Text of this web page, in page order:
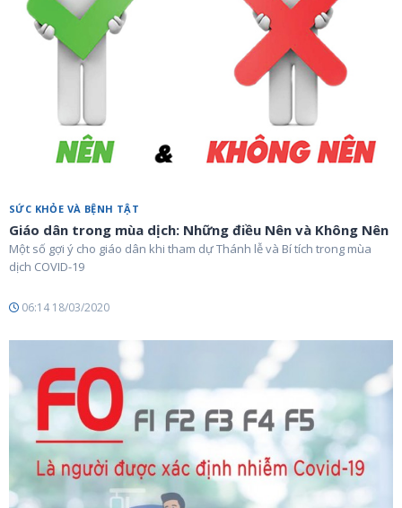
SỨC KHỎE VÀ BỆNH TẬT
Giáo dân trong mùa dịch: Những điều Nên và Không Nên
Một số gợi ý cho giáo dân khi tham dự Thánh lễ và Bí tích trong mùa
dịch COVID-19
06:14 18/03/2020